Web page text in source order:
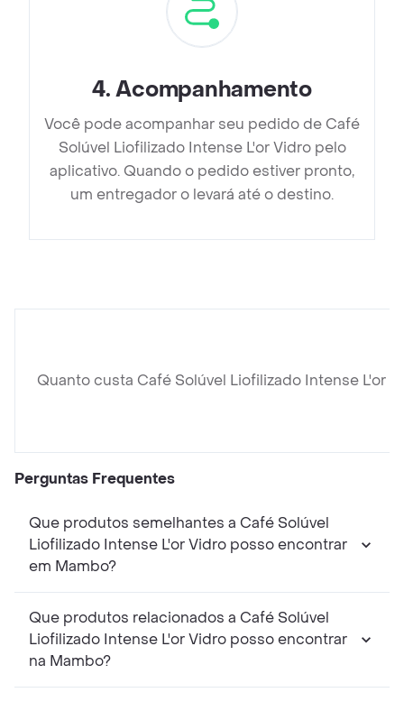
4.Acompanhamento
Você pode acompanhar seu pedido de Café
Solúvel Liofilizado Intense L'or Vidro pelo
aplicativo. Quando o pedido estiver pronto,
um entregador o levará até o destino.
Quanto custa Café Solúvel Liofilizado Intense L'or
Perguntas Frequentes
Que produtos semelhantes a Café Solúvel
Liofilizado Intense L'or Vidro posso encontrar
em Mambo?
Que produtos relacionados a Café Solúvel
Liofilizado Intense L'or Vidro posso encontrar
na Mambo?